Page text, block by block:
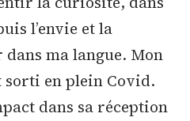
l’envie et la
dans ma langue. Mon
sorti en plein Covid.
dans sa réception